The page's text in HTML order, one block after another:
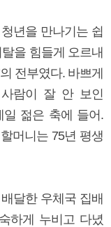
년을 만나기는 쉽
을 힘들게 오르내
전부였다. 바쁘게
람이 잘 안 보인
일 젊은 축에 들어.
머니는 75년 평생
달한 우체국 집배
하게 누비고 다녔